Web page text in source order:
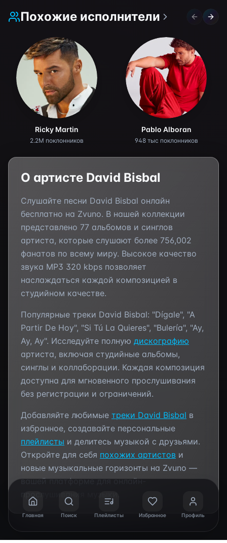
Похожие исполнители Previous
Ricky Martin
2.2M поклонников
Pablo Alboran
948 тыс поклонников
О артисте David Bisbal
Слушайте песни David Bisbal онлайн
бесплатно на Zvuno. В нашей коллекции
представлено 77 альбомов и синглов
артиста, которые слушают более 756,002
фанатов по всему миру. Высокое качество
звука MP3 320 kbps позволяет
наслаждаться каждой композицией в
студийном качестве.
Популярные треки David Bisbal: "Dígale", "A
Partir De Hoy", "Si Tú La Quieres", "Bulería", "Ay,
Ay, Ay". Исследуйте полную дискографию
артиста, включая студийные альбомы,
синглы и коллаборации. Каждая композиция
доступна для мгновенного прослушивания
без регистрации и ограничений.
Добавляйте любимые треки David Bisbal в
избранное, создавайте персональные
плейлисты и делитесь музыкой с друзьями.
Откройте для себя похожих артистов и
новые музыкальные горизонты на Zvuno —
вашей платформе для онлайн-
прослушивания музыки.
Главная Поиск Плейлисты Избранное Профиль